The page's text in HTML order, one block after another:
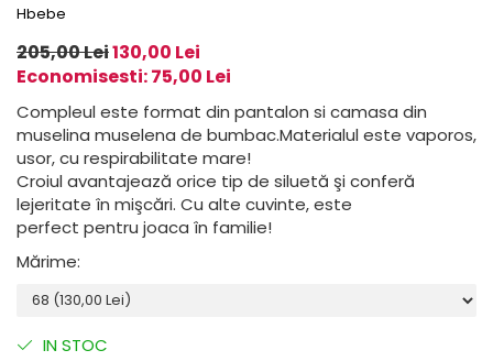
Hbebe
205,00 Lei130,00 Lei
Economisesti:75,00 Lei
Compleul este format din pantalon si camasa din
muselina muselena de bumbac.Materialul este vaporos,
usor, cu respirabilitate mare!
Croiul avantajează orice tip de siluetă şi conferă
lejeritate în mişcări. Cu alte cuvinte, este
perfect pentru joaca în familie!
Mărime:
IN STOC